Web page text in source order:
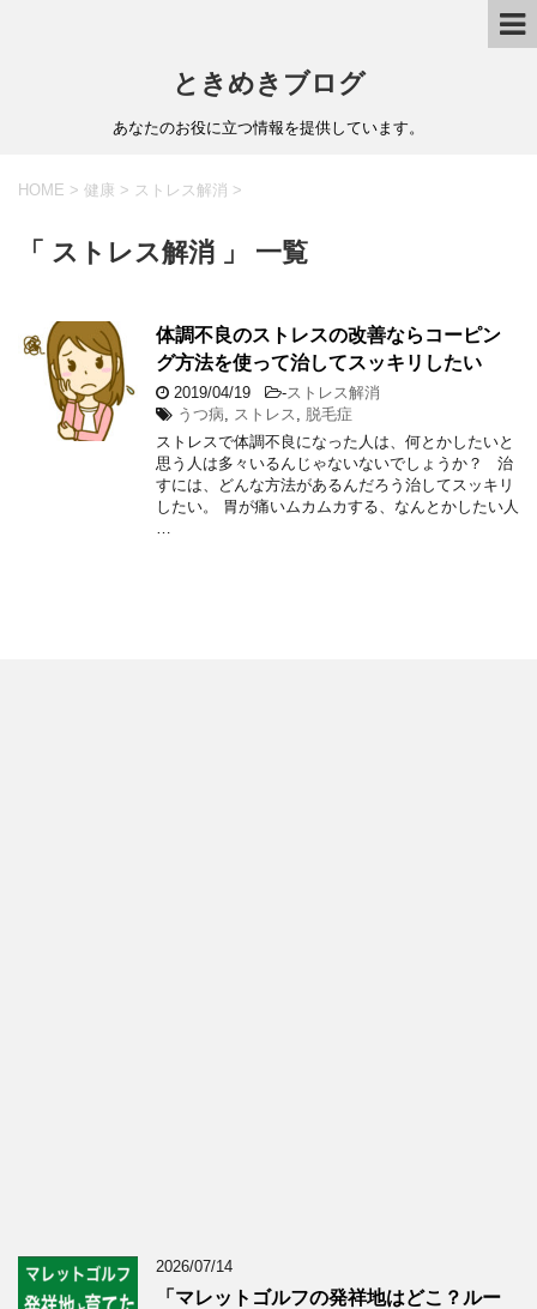
ときめきブログ
あなたのお役に立つ情報を提供しています。
HOME > 健康 > ストレス解消 >
「 ストレス解消 」 一覧
体調不良のストレスの改善ならコーピン
グ方法を使って治してスッキリしたい
2019/04/19 -ストレス解消
うつ病
ストレス
脱毛症
ストレスで体調不良になった人は、何とかしたいと
思う人は多々いるんじゃないないでしょうか？ 治
すには、どんな方法があるんだろう治してスッキリ
したい。 胃が痛いムカムカする、なんとかしたい人
2026/07/14
「マレットゴルフの発祥地はどこ？ルー